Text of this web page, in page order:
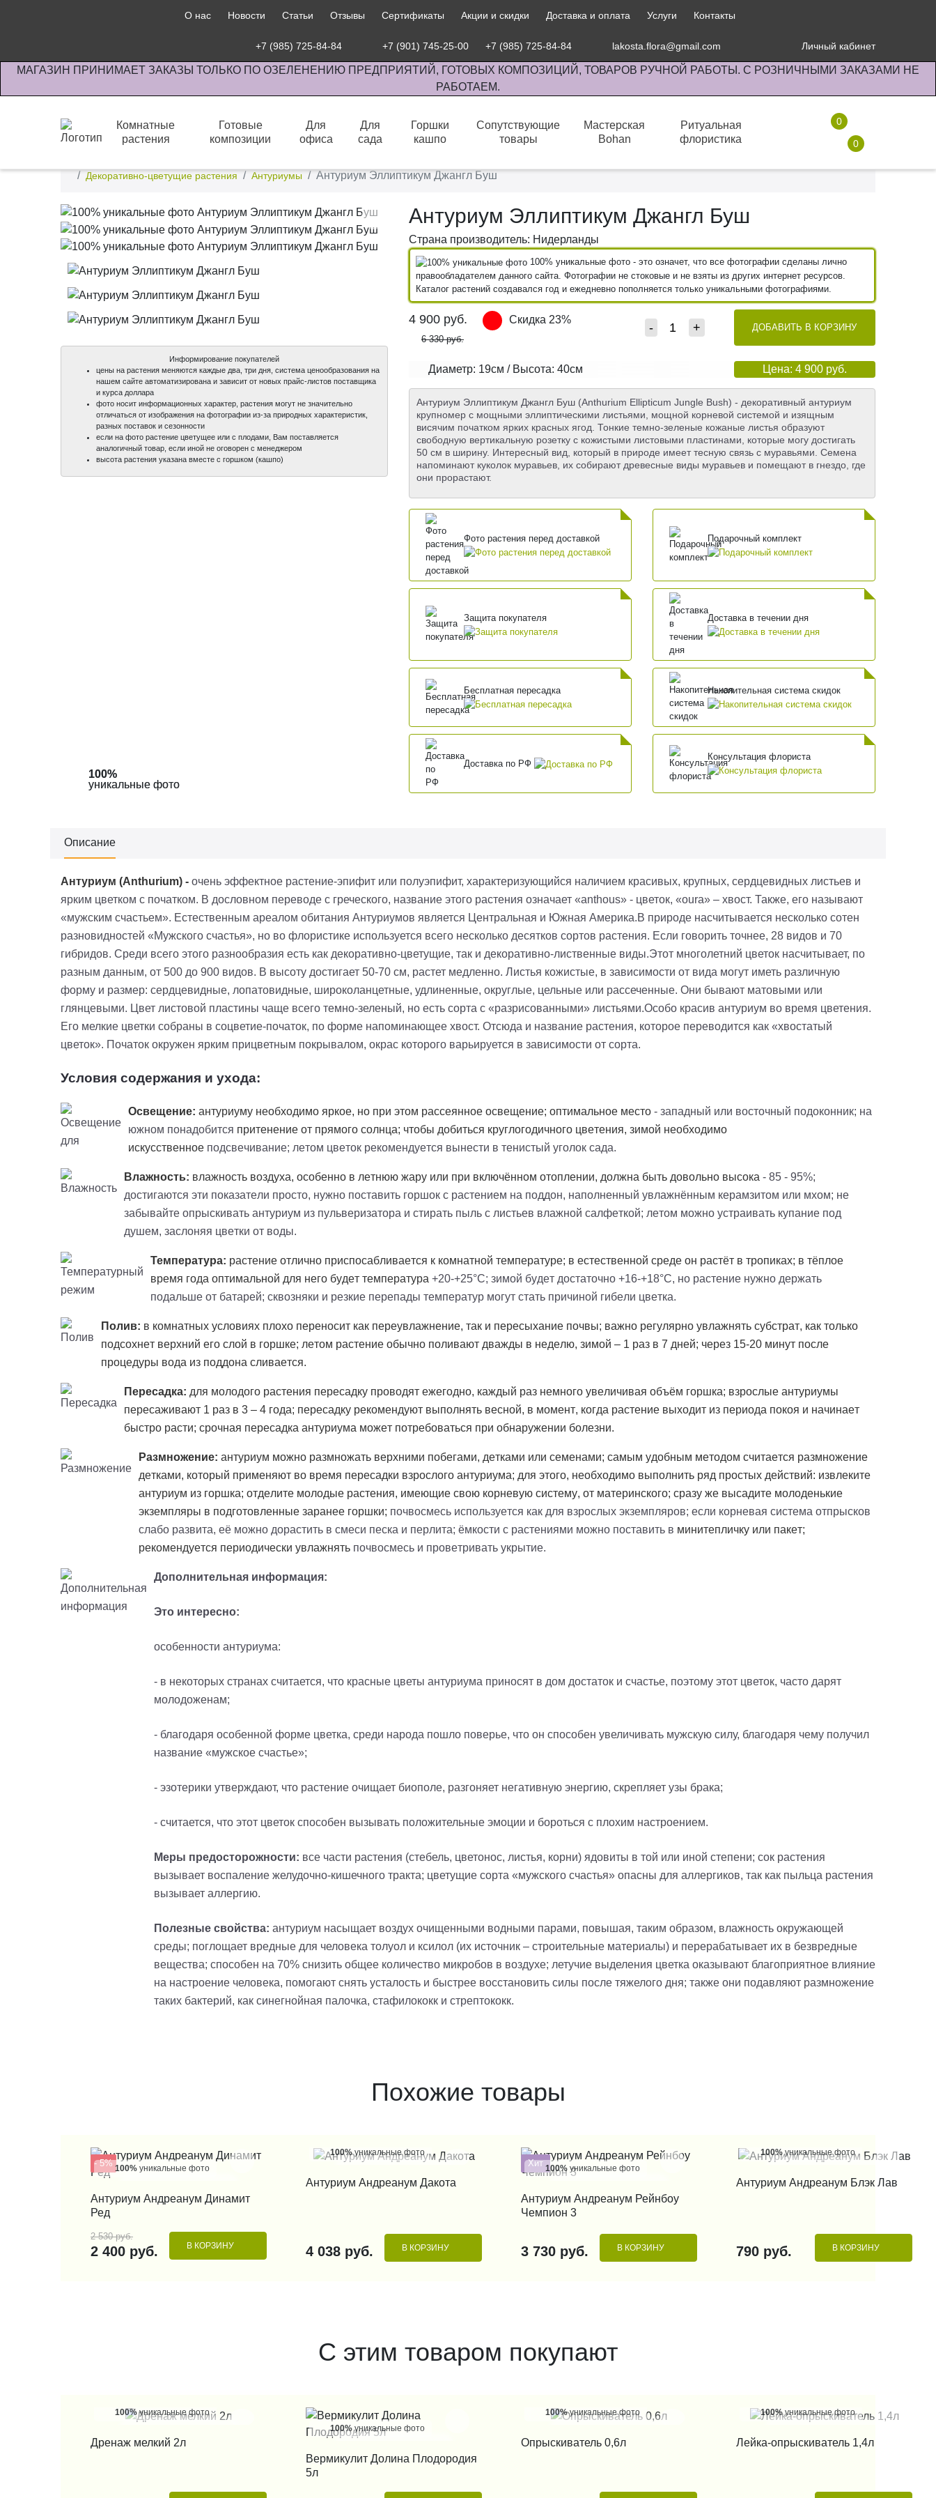
О нас Новости Статьи Отзывы Сертификаты Акции и скидки Доставка и оплата Услуги Контакты
+7 (985) 725-84-84 +7 (901) 745-25-00 +7 (985) 725-84-84 lakosta.flora@gmail.com Личный кабинет
МАГАЗИН ПРИНИМАЕТ ЗАКАЗЫ ТОЛЬКО ПО ОЗЕЛЕНЕНИЮ ПРЕДПРИЯТИЙ, ГОТОВЫХ КОМПОЗИЦИЙ, ТОВАРОВ РУЧНОЙ РАБОТЫ. С РОЗНИЧНЫМИ ЗАКАЗАМИ НЕ
РАБОТАЕМ.
Комнатные
растения
Готовые
композиции
Для
офиса
Для
сада
Горшки
кашпо
Сопутствующие
товары
Мастерская
Bohan
Ритуальная
флористика
0
0
Декоративно-цветущие растения
Антуриумы Антуриум Эллиптикум Джангл Буш
100%
уникальные фото
100%
уникальные фото
100%
уникальные фото
Информирование покупателей
цены на растения меняются каждые два, три дня, система ценообразования на
нашем сайте автоматизирована и зависит от новых прайс-листов поставщика
и курса доллара
фото носит информационных характер, растения могут не значительно
отличаться от изображения на фотографии из-за природных характеристик,
разных поставок и сезонности
если на фото растение цветущее или с плодами, Вам поставляется
аналогичный товар, если иной не оговорен с менеджером
высота растения указана вместе с горшком (кашпо)
Антуриум Эллиптикум Джангл Буш
Страна производитель: Нидерланды
100% уникальные фото - это означет, что все фотографии сделаны лично
правообладателем данного сайта. Фотографии не стоковые и не взяты из других интернет ресурсов.
Каталог растений создавался год и ежедневно пополняется только уникальными фотографиями.
4 900 руб. Скидка 23%
6 330 руб.
- + ДОБАВИТЬ В КОРЗИНУ
Диаметр: 19см / Высота: 40см Цена: 4 900 руб.
Антуриум Эллиптикум Джангл Буш (Anthurium Ellipticum Jungle Bush) - декоративный антуриум
крупномер с мощными эллиптическими листьями, мощной корневой системой и изящным
висячим початком ярких красных ягод. Тонкие темно-зеленые кожаные листья образуют
свободную вертикальную розетку с кожистыми листовыми пластинами, которые могу достигать
50 см в ширину. Интересный вид, который в природе имеет тесную связь с муравьями. Семена
напоминают куколок муравьев, их собирают древесные виды муравьев и помещают в гнездо, где
они прорастают.
Фото растения перед доставкой Подарочный комплект
Защита покупателя Доставка в течении дня
Бесплатная пересадка Накопительная система скидок
Доставка по РФ
Консультация флориста
Описание
Антуриум (Anthurium) - очень эффектное растение-эпифит или полуэпифит, характеризующийся наличием красивых, крупных, сердцевидных листьев и
ярким цветком с початком. В дословном переводе с греческого, название этого растения означает «anthous» - цветок, «oura» – хвост. Также, его называют
«мужским счастьем». Естественным ареалом обитания Антуриумов является Центральная и Южная Америка.В природе насчитывается несколько сотен
разновидностей «Мужского счастья», но во флористике используется всего несколько десятков сортов растения. Если говорить точнее, 28 видов и 70
гибридов. Среди всего этого разнообразия есть как декоративно-цветущие, так и декоративно-лиственные виды.Этот многолетний цветок насчитывает, по
разным данным, от 500 до 900 видов. В высоту достигает 50-70 см, растет медленно. Листья кожистые, в зависимости от вида могут иметь различную
форму и размер: сердцевидные, лопатовидные, широколанцетные, удлиненные, округлые, цельные или рассеченные. Они бывают матовыми или
глянцевыми. Цвет листовой пластины чаще всего темно-зеленый, но есть сорта с «разрисованными» листьями.Особо красив антуриум во время цветения.
Его мелкие цветки собраны в соцветие-початок, по форме напоминающее хвост. Отсюда и название растения, которое переводится как «хвостатый
цветок». Початок окружен ярким прицветным покрывалом, окрас которого варьируется в зависимости от сорта.
Условия содержания и ухода:
Освещение: антуриуму необходимо яркое, но при этом рассеянное освещение; оптимальное место - западный или восточный подоконник; на
южном понадобится притенение от прямого солнца; чтобы добиться круглогодичного цветения, зимой необходимо
искусственное подсвечивание; летом цветок рекомендуется вынести в тенистый уголок сада.
Влажность: влажность воздуха, особенно в летнюю жару или при включённом отоплении, должна быть довольно высока - 85 - 95%;
достигаются эти показатели просто, нужно поставить горшок с растением на поддон, наполненный увлажнённым керамзитом или мхом; не
забывайте опрыскивать антуриум из пульверизатора и стирать пыль с листьев влажной салфеткой; летом можно устраивать купание под
душем, заслоняя цветки от воды.
Температура: растение отлично приспосабливается к комнатной температуре; в естественной среде он растёт в тропиках; в тёплое
время года оптимальной для него будет температура +20-+25°C; зимой будет достаточно +16-+18°C, но растение нужно держать
подальше от батарей; сквозняки и резкие перепады температур могут стать причиной гибели цветка.
Полив: в комнатных условиях плохо переносит как переувлажнение, так и пересыхание почвы; важно регулярно увлажнять субстрат, как только
подсохнет верхний его слой в горшке; летом растение обычно поливают дважды в неделю, зимой – 1 раз в 7 дней; через 15-20 минут после
процедуры вода из поддона сливается.
Пересадка: для молодого растения пересадку проводят ежегодно, каждый раз немного увеличивая объём горшка; взрослые антуриумы
пересаживают 1 раз в 3 – 4 года; пересадку рекомендуют выполнять весной, в момент, когда растение выходит из периода покоя и начинает
быстро расти; срочная пересадка антуриума может потребоваться при обнаружении болезни.
Размножение: антуриум можно размножать верхними побегами, детками или семенами; самым удобным методом считается размножение
детками, который применяют во время пересадки взрослого антуриума; для этого, необходимо выполнить ряд простых действий: извлеките
антуриум из горшка; отделите молодые растения, имеющие свою корневую систему, от материнского; сразу же высадите молоденькие
экземпляры в подготовленные заранее горшки; почвосмесь используется как для взрослых экземпляров; если корневая система отпрысков
слабо развита, её можно дорастить в смеси песка и перлита; ёмкости с растениями можно поставить в минитепличку или пакет;
рекомендуется периодически увлажнять почвосмесь и проветривать укрытие.
Дополнительная информация:
Это интересно:
особенности антуриума:
- в некоторых странах считается, что красные цветы антуриума приносят в дом достаток и счастье, поэтому этот цветок, часто дарят
молодоженам;
- благодаря особенной форме цветка, среди народа пошло поверье, что он способен увеличивать мужскую силу, благодаря чему получил
название «мужское счастье»;
- эзотерики утверждают, что растение очищает биополе, разгоняет негативную энергию, скрепляет узы брака;
- считается, что этот цветок способен вызывать положительные эмоции и бороться с плохим настроением.
Меры предосторожности: все части растения (стебель, цветонос, листья, корни) ядовиты в той или иной степени; сок растения
вызывает воспаление желудочно-кишечного тракта; цветущие сорта «мужского счастья» опасны для аллергиков, так как пыльца растения
вызывает аллергию.
Полезные свойства: антуриум насыщает воздух очищенными водными парами, повышая, таким образом, влажность окружающей
среды; поглощает вредные для человека толуол и ксилол (их источник – строительные материалы) и перерабатывает их в безвредные
вещества; способен на 70% снизить общее количество микробов в воздухе; летучие выделения цветка оказывают благоприятное влияние
на настроение человека, помогают снять усталость и быстрее восстановить силы после тяжелого дня; также они подавляют размножение
таких бактерий, как синегнойная палочка, стафилококк и стрептококк.
Похожие товары
- 5% 100% уникальные фото
КУПИТЬ В 1 КЛИК
Антуриум Андреанум Динамит
Ред
2 530 руб.
2 400 руб. В КОРЗИНУ
100%уникальные фото
Антуриум Андреанум Дакота
4 038 руб. В КОРЗИНУ
Хит 100% уникальные фото
КУПИТЬ В 1 КЛИК
Антуриум Андреанум Рейнбоу
Чемпион 3
3 730 руб. В КОРЗИНУ
100%уникальные фото
Антуриум Андреанум Блэк Лав
790 руб. В КОРЗИНУ
С этим товаром покупают
100%уникальные фото
Дренаж мелкий 2л
100%уникальные фото
КУПИТЬ В 1 КЛИК
Вермикулит Долина Плодородия
5л
100%уникальные фото
Опрыскиватель 0,6л
100%уникальные фото
Лейка-опрыскиватель 1,4л